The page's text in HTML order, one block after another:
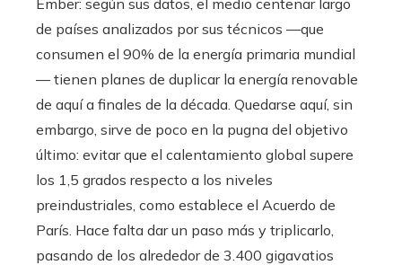
de países analizados por sus técnicos —que
consumen el 90% de la energía primaria mundial
— tienen planes de duplicar la energía renovable
de aquí a finales de la década. Quedarse aquí, sin
embargo, sirve de poco en la pugna del objetivo
último: evitar que el calentamiento global supere
los 1,5 grados respecto a los niveles
preindustriales, como establece el Acuerdo de
París. Hace falta dar un paso más y triplicarlo,
pasando de los alrededor de 3.400 gigavatios